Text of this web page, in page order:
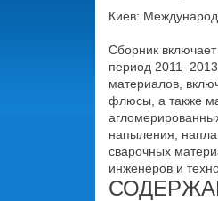
Киев:
Сборник
период
материалов,
флюсы, а также
напыления,
сварочных
инженеров и